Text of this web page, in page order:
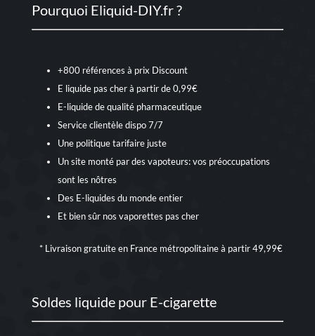
Pourquoi Eliquid-DIY.fr ?
+800 références à prix Discount
E liquide pas cher à partir de 0,99€
E-liquide de qualité pharmaceutique
Service clientèle dispo 7/7
Une politique tarifaire juste
Un site monté par des vapoteurs: vos préoccupations
sont les nôtres
Des E-liquides du monde entier
Et bien sûr nos vaporettes pas cher
* Livraison gratuite en France métropolitaine à partir 49,99€
Soldes liquide pour E-cigarette